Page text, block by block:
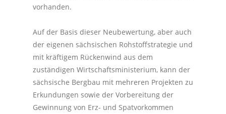
vorhanden.
Auf der Basis dieser Neubewertung, aber auch
der eigenen sächsischen Rohstoffstrategie und
mit kräftigem Rückenwind aus dem
zuständigen Wirtschaftsministerium, kann der
sächsische Bergbau mit mehreren Projekten zu
Erkundungen sowie der Vorbereitung der
Gewinnung von Erz- und Spatvorkommen